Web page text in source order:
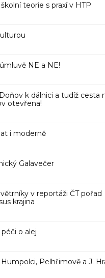
teorie s praxí v HTP
NE a NE!
k dálnici a tudíž cesta
otevřena!
i moderně
Galavečer
v reportáži ČT pořad
krajina
o alej
Humpolci, Pelhřimově a J.